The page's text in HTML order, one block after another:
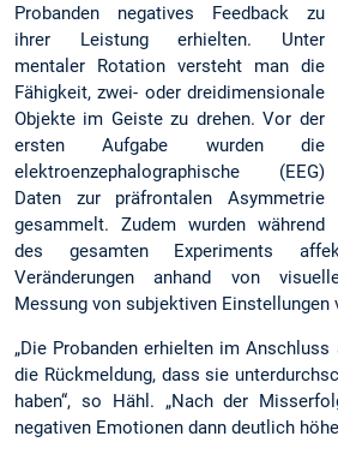
Probanden negatives Feedback zu
ihrer Leistung erhielten. Unter
mentaler Rotation versteht man die
Fähigkeit, zwei- oder dreidimensionale
Objekte im Geiste zu drehen. Vor der
ersten Aufgabe wurden die
elektroenzephalographische (EEG)
Daten zur präfrontalen Asymmetrie
gesammelt. Zudem wurden während
des gesamten Experiments
Veränderungen anhand von
Messung von subjektiven Einstellungen
„Die Probanden erhielten im
die Rückmeldung, dass sie
haben“, so Hähl. „Nach der
negativen Emotionen dann deutlich